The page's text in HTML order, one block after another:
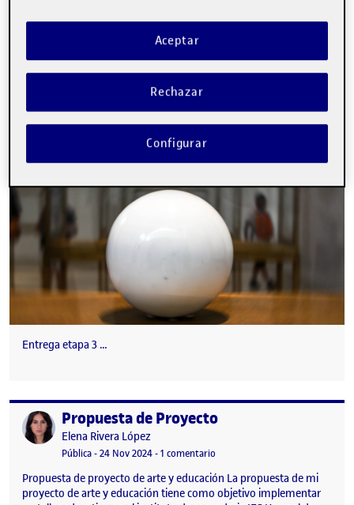
ercera etapa: COMIENZO EL VIAJE
Visibilidad:
Pública-Fecha de publicación
8 Dic 2024-comentarioen ercera etapa: COMIENZO EL VIAJE
Entrega etapa 3 …
Publicado porPropuesta de Proyecto
Publicado por
Elena Rivera López
Visibilidad:
Pública-Fecha de publicación
24 Nov 2024-1 comentario
Propuesta de proyecto de arte y educación La propuesta de mi
proyecto de arte y educación tiene como objetivo implementar
Rechazar
Aceptar
Configurar